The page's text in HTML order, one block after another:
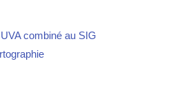
combiné au SIG